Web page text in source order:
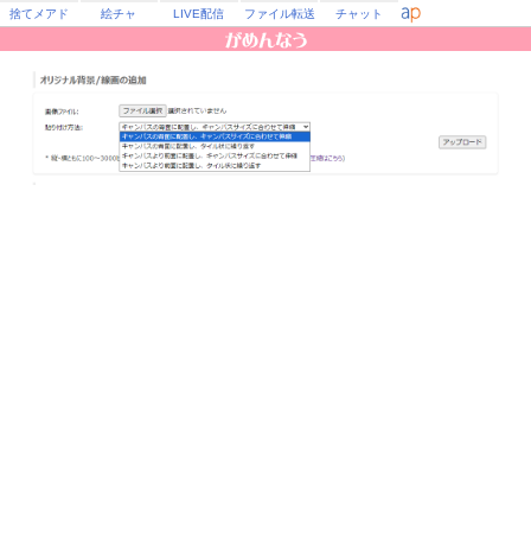
捨てメアド 絵チャ LIVE配信 ファイル転送 チャット